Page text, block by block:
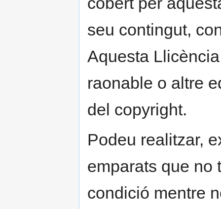
seu contingut,
Aquesta
raonable o altre
del copyright.
Podeu realitzar,
emparats que no
condició mentre